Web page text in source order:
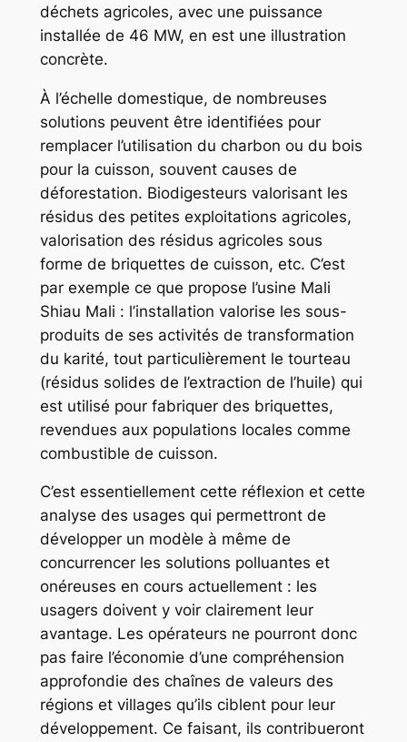
déchets agricoles, avec une puissance
installée de 46 MW, en est une illustration
concrète.
À l’échelle domestique, de nombreuses
solutions peuvent être identifiées pour
remplacer l’utilisation du charbon ou du bois
pour la cuisson, souvent causes de
déforestation. Biodigesteurs valorisant les
résidus des petites exploitations agricoles,
valorisation des résidus agricoles sous
forme de briquettes de cuisson, etc. C’est
par exemple ce que propose l’usine Mali
Shiau Mali : l’installation valorise les sous-
produits de ses activités de transformation
du karité, tout particulièrement le tourteau
(résidus solides de l’extraction de l’huile) qui
est utilisé pour fabriquer des briquettes,
revendues aux populations locales comme
combustible de cuisson.
C’est essentiellement cette réflexion et cette
analyse des usages qui permettront de
développer un modèle à même de
concurrencer les solutions polluantes et
onéreuses en cours actuellement : les
usagers doivent y voir clairement leur
avantage. Les opérateurs ne pourront donc
pas faire l’économie d’une compréhension
approfondie des chaînes de valeurs des
régions et villages qu’ils ciblent pour leur
développement. Ce faisant, ils contribueront